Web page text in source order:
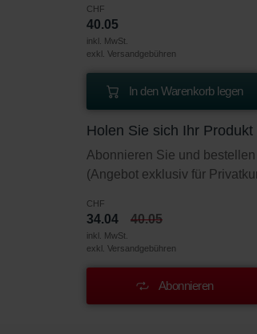
CHF
40.05
inkl. MwSt.
exkl. Versandgebühren
In den Warenkorb legen
Holen Sie sich Ihr
Abonnieren Sie und
(Angebot exklusiv für
CHF
34.04 40.05
inkl. MwSt.
exkl. Versandgebühren
Abonnieren